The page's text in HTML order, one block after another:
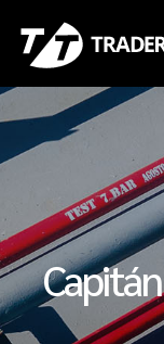
Capitán